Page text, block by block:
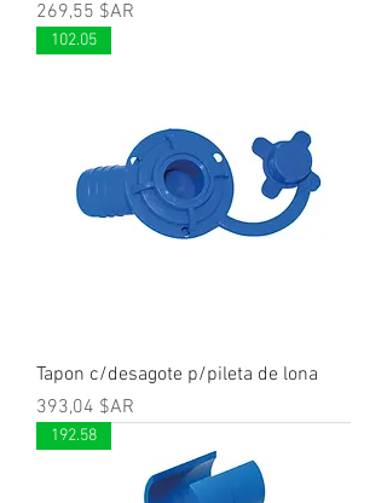
Prix
269,55 $AR
102.05
Tapon c/desagote p/pileta de lona
Prix
393,04 $AR
192.58